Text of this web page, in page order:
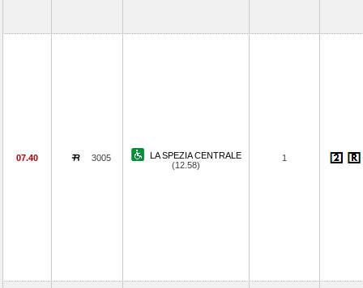
07.40 3005
LA SPEZIA CENTRALE
(12.58)
1